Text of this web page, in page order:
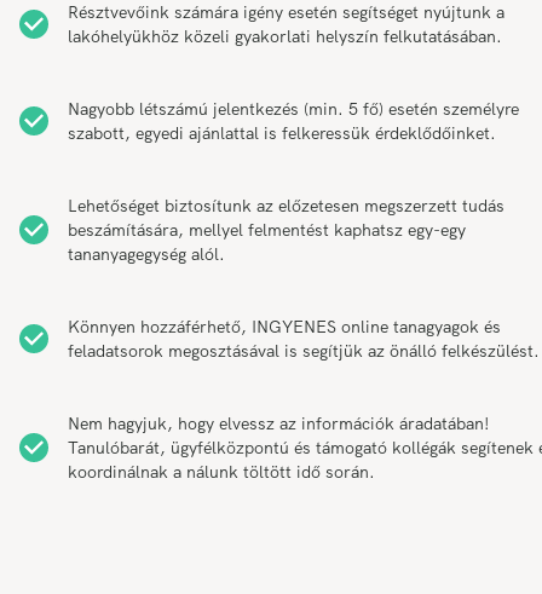
Résztvevőink számára igény esetén segítséget nyújtunk a
lakóhelyükhöz közeli gyakorlati helyszín felkutatásában.
Nagyobb létszámú jelentkezés (min. 5 fő) esetén személyre
szabott, egyedi ajánlattal is felkeressük érdeklődőinket.
Lehetőséget biztosítunk az előzetesen megszerzett tudás
beszámítására, mellyel felmentést kaphatsz egy-egy
tananyagegység alól.
Könnyen hozzáférhető, INGYENES online tanagyagok és
feladatsorok megosztásával is segítjük az önálló felkészülést.
Nem hagyjuk, hogy elvessz az információk áradatában!
Tanulóbarát, ügyfélközpontú és támogató kollégák segítenek
koordinálnak a nálunk töltött idő során.